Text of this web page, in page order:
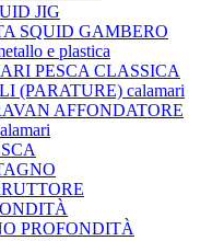
JIG
SQUID GAMBERO
e plastica
PESCA CLASSICA
(PARATURE) calamari
AFFONDATORE
PROFONDITÀ